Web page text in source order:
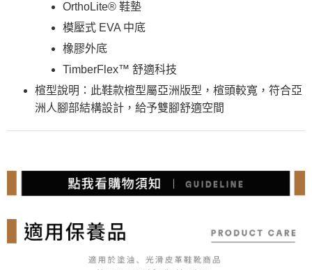
OrthoLite® 鞋墊
模壓式 EVA 中底
橡膠外底
TimberFlex™ 舒適科技
楦型說明：此鞋款楦型屬亞洲版型，楦頭較寬，符合亞
洲人腳部結構設計，給予雙腳舒適空間